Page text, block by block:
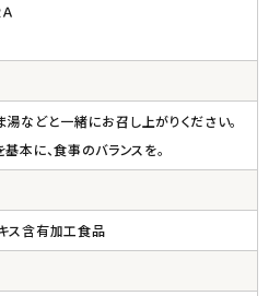
などと一緒にお召し上がりください。
本に、食事のバランスを。
ス含有加工食品